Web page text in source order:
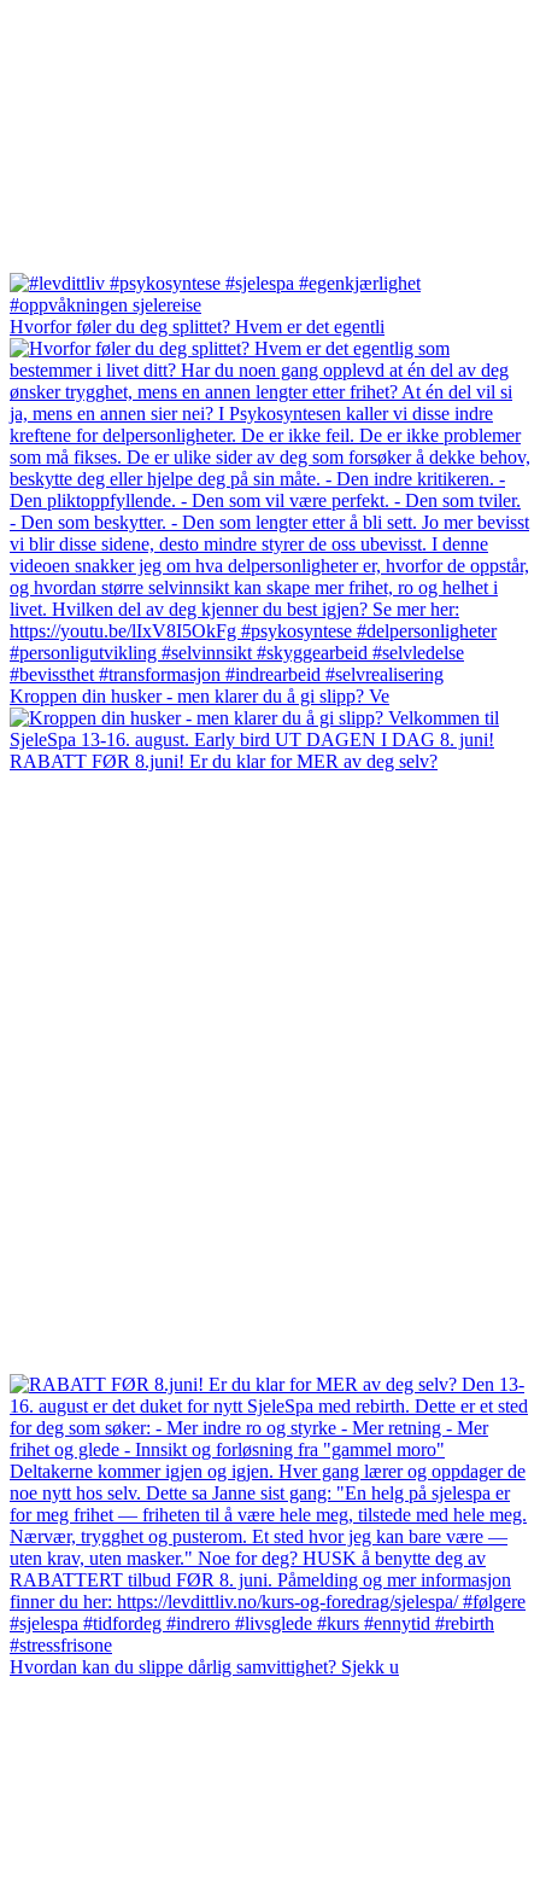
Hvorfor føler du deg splittet? Hvem er det egentli
Kroppen din husker - men klarer du å gi slipp? Ve
RABATT FØR 8.juni! Er du klar for MER av deg selv?
Hvordan kan du slippe dårlig samvittighet? Sjekk u